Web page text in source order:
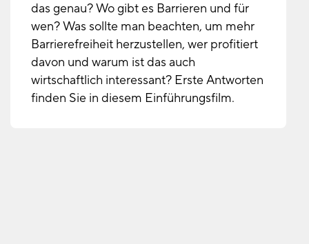
das genau? Wo gibt es Barrieren und für
wen? Was sollte man beachten, um mehr
Barrierefreiheit herzustellen, wer profitiert
davon und warum ist das auch
wirtschaftlich interessant? Erste Antworten
finden Sie in diesem Einführungsfilm.